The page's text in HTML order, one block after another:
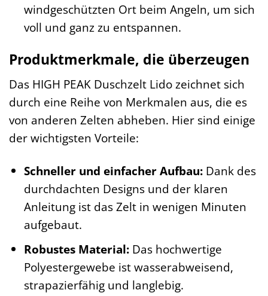
windgeschützten Ort beim Angeln, um sich
voll und ganz zu entspannen.
Produktmerkmale, die überzeugen
Das HIGH PEAK Duschzelt Lido zeichnet sich
durch eine Reihe von Merkmalen aus, die es
von anderen Zelten abheben. Hier sind einige
der wichtigsten Vorteile:
Schneller und einfacher Aufbau:Dank des
durchdachten Designs und der klaren
Anleitung ist das Zelt in wenigen Minuten
aufgebaut.
Robustes Material:Das hochwertige
Polyestergewebe ist wasserabweisend,
strapazierfähig und langlebig.